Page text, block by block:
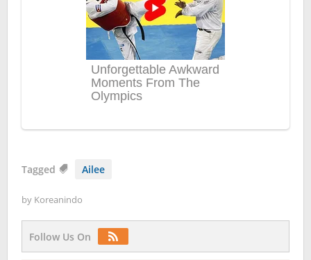
Tagged Ailee
by Koreanindo
Follow Us On